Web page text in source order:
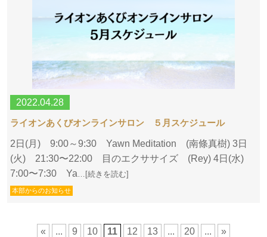
2022.04.28
ライオンあくびオンラインサロン ５月スケジュール
2日(月) 9:00～9:30 Yawn Meditation (南條真樹) 3日
(火) 21:30〜22:00 目のエクササイズ (Rey) 4日(水)
7:00〜7:30 Ya…[続きを読む]
本部からのお知らせ
« ... 9 10 11 12 13 ... 20 ... »